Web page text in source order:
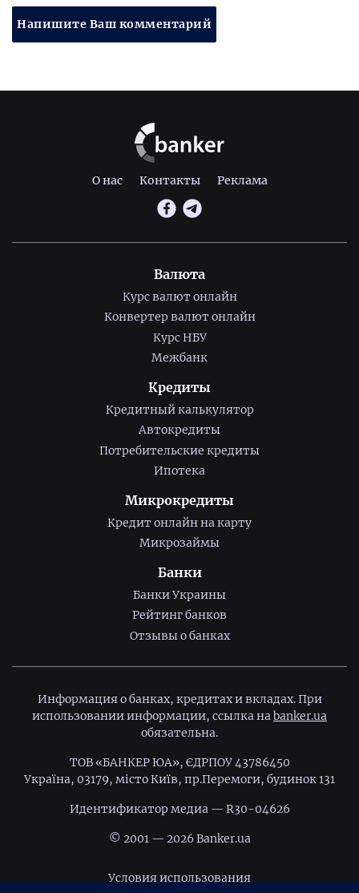
Напишите Ваш комментарий
О нас Контакты Реклама
Валюта
Курс валют онлайн
Конвертер валют онлайн
Курс НБУ
Межбанк
Кредиты
Кредитный калькулятор
Автокредиты
Потребительские кредиты
Ипотека
Микрокредиты
Кредит онлайн на карту
Микрозаймы
Банки
Банки Украины
Рейтинг банков
Отзывы о банках
Информация о банках, кредитах и вкладах. При
использовании информации, ссылка наbanker.ua
обязательна.
ТОВ «БАНКЕР ЮА», ЄДРПОУ 43786450
Україна, 03179, місто Київ, пр.Перемоги, будинок 131
Идентификатор медиа — R30-04626
© 2001 — 2026 Banker.ua
Условия использования